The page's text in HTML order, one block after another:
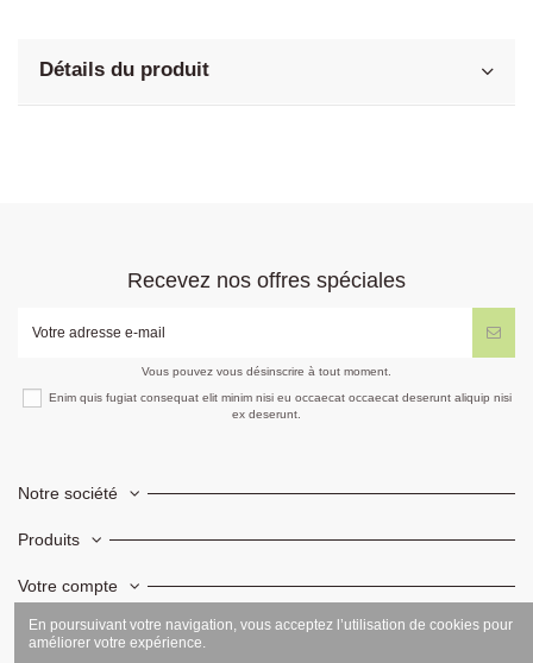
Détails du produit
Recevez nos offres spéciales
Vous pouvez vous désinscrire à tout moment.
Enim quis fugiat consequat elit minim nisi eu occaecat occaecat deserunt aliquip nisi
ex deserunt.
Notre société
Produits
Votre compte
Informations
En poursuivant votre navigation, vous acceptez l’utilisation de cookies pour
améliorer votre expérience.